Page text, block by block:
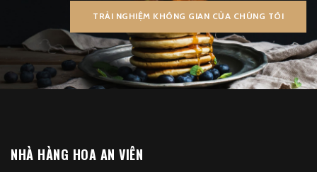
TRẢI NGHIỆM KHÔNG GIAN CỦA CHÚNG TÔI
NHÀ HÀNG HOA AN VIÊN